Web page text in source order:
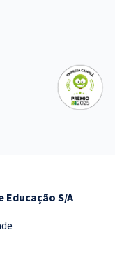
Educação S/A